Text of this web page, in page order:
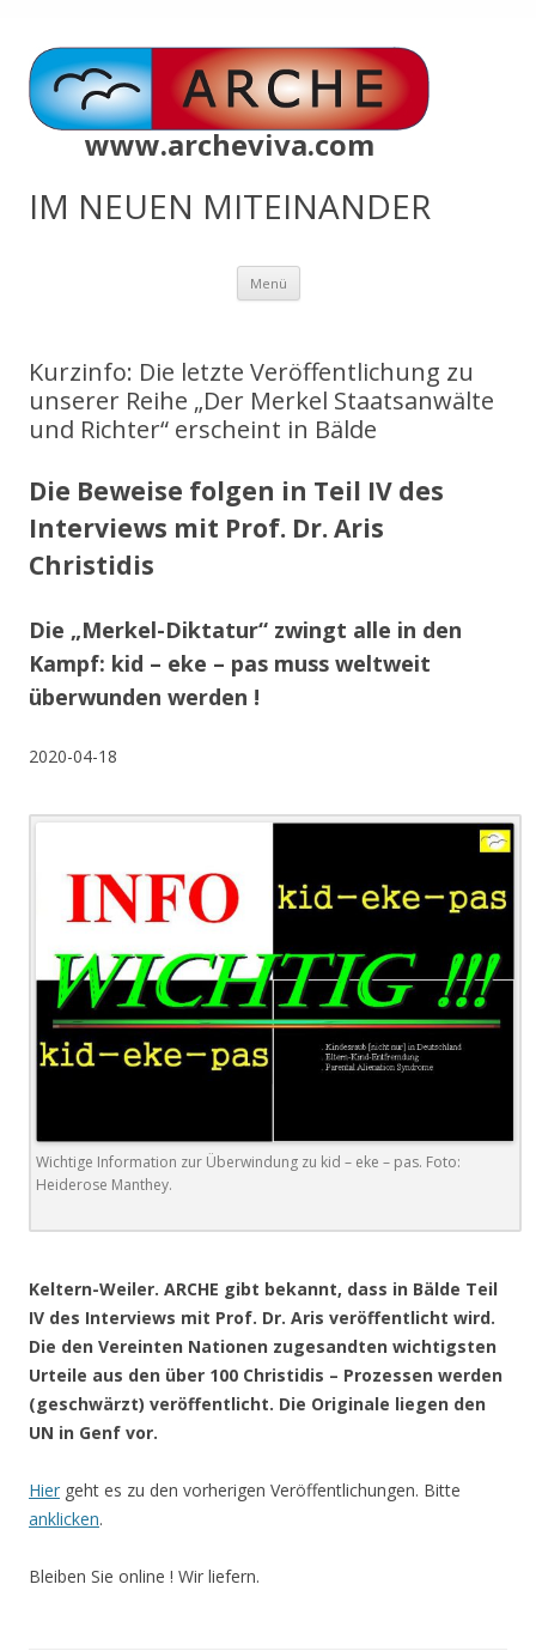
www.archeviva.com
IM NEUEN MITEINANDER
Menü Zum
springen
Kurzinfo: Die letzte Veröffentlichung zu
unserer Reihe „Der Merkel Staatsanwälte
und Richter“ erscheint in Bälde
Die Beweise folgen in Teil IV des
Interviews mit Prof. Dr. Aris
Christidis
Die „Merkel-Diktatur“ zwingt alle in den
Kampf: kid – eke – pas muss weltweit
überwunden werden !
2020-04-18
Wichtige Information zur Überwindung zu kid – eke – pas. Foto:
Heiderose Manthey.
Keltern-Weiler. ARCHE gibt bekannt, dass in Bälde Teil
IV des Interviews mit Prof. Dr. Aris veröffentlicht wird.
Die den Vereinten Nationen zugesandten wichtigsten
Urteile aus den über 100 Christidis – Prozessen werden
(geschwärzt) veröffentlicht. Die Originale liegen den
UN in Genf vor.
Hier geht es zu den vorherigen Veröffentlichungen. Bitte
anklicken.
Bleiben Sie online ! Wir liefern.